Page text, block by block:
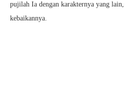
pujilah Ia dengan karakternya yang lain,
kebaikannya.